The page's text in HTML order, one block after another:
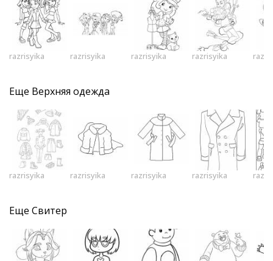
razrisyika razrisyika razrisyika razrisyika
Еще Верхняя одежда
razrisyika razrisyika razrisyika razrisyika
Еще Свитер